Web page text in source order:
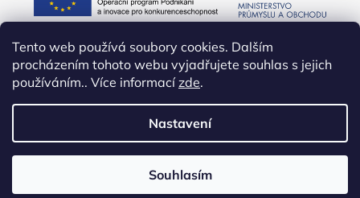
Tento web používá soubory cookies. Dalším
procházením tohoto webu vyjadřujete souhlas s jejich
používáním.. Více informacízde.
Nastavení
Souhlasím
Copyright 2026YATE.CZ. Všechna práva vyhrazena.Upravit
nastavení cookies